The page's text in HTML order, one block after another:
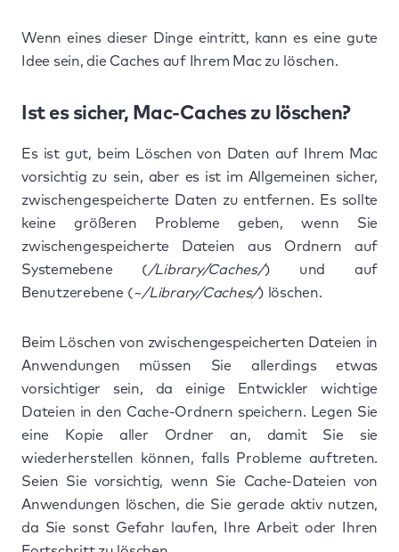
Wenn eines dieser Dinge eintritt, kann es eine gute
Idee sein, die Caches auf Ihrem Mac zu löschen.
Ist es sicher, Mac-Caches zu löschen?
Es ist gut, beim Löschen von Daten auf Ihrem Mac
vorsichtig zu sein, aber es ist im Allgemeinen sicher,
zwischengespeicherte Daten zu entfernen. Es sollte
keine größeren Probleme geben, wenn Sie
zwischengespeicherte Dateien aus Ordnern auf
Systemebene (/Library/Caches/) und auf
Benutzerebene (~/Library/Caches/) löschen.
Beim Löschen von zwischengespeicherten Dateien in
Anwendungen müssen Sie allerdings etwas
vorsichtiger sein, da einige Entwickler wichtige
Dateien in den Cache-Ordnern speichern. Legen Sie
eine Kopie aller Ordner an, damit Sie sie
wiederherstellen können, falls Probleme auftreten.
Seien Sie vorsichtig, wenn Sie Cache-Dateien von
Anwendungen löschen, die Sie gerade aktiv nutzen,
da Sie sonst Gefahr laufen, Ihre Arbeit oder Ihren